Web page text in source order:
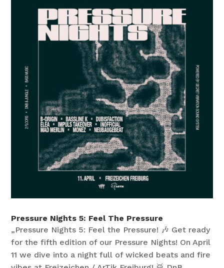
Pressure Nights 5: Feel The Pressure
„Pressure Nights 5: Feel the Pressure! 🎶 Get ready
for the fifth edition of our Pressure Nights! On April
11 we dive into a night full of wicked beats and fire